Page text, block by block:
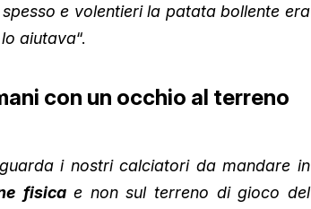
e volentieri la patata bollente era
aiutava“.
con un occhio al terreno
i nostri calciatori da mandare in
fisicae non sul terreno di gioco del